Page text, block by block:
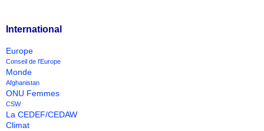
International
Europe
Conseil de l'Europe
Monde
Afghanistan
ONU Femmes
CSW
La CEDEF/CEDAW
Climat